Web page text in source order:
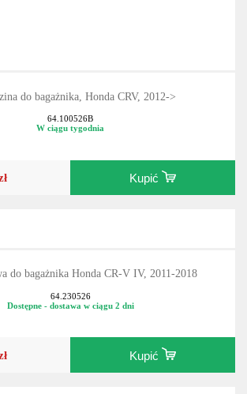
do bagażnika, Honda CRV, 2012->
64.100526B
W ciągu tygodnia
Kupić
do bagażnika Honda CR-V IV, 2011-2018
64.230526
Dostępne - dostawa w ciągu 2 dni
Kupić